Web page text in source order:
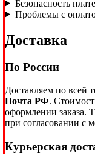
Безопасность
Проблемы с
Доставка
По России
Доставляем по всей
Почта РФ.
оформлении заказа.
при согласовании с
Курьерская